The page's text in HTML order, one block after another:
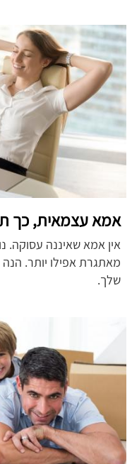
אמא עצמאית, כך
אין אמא שאיננה עסוקה.
מאתגרת אפילו יותר. הנה
שלך.